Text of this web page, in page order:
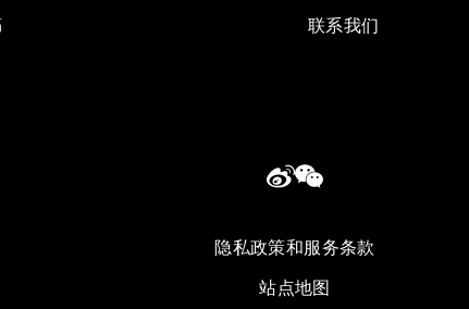
联系我们
隐私政策和服务条款
站点地图